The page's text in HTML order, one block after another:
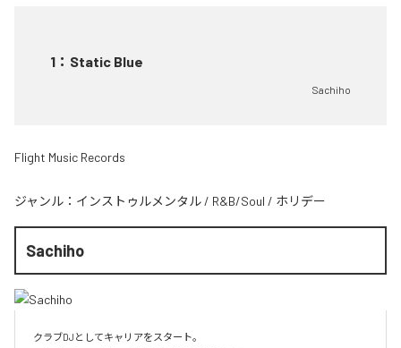
1 ： Static Blue
Sachiho
Flight Music Records
ジャンル： インストゥルメンタル / R&B/Soul / ホリデー
Sachiho
クラブDJとしてキャリアをスタート。